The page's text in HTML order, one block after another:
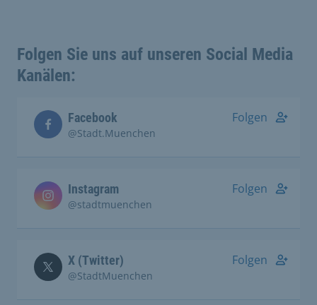
Folgen Sie uns auf unseren Social Media
Kanälen:
Facebook
@Stadt.Muenchen
Folgen
Instagram
@stadtmuenchen
Folgen
X (Twitter)
@StadtMuenchen
Folgen